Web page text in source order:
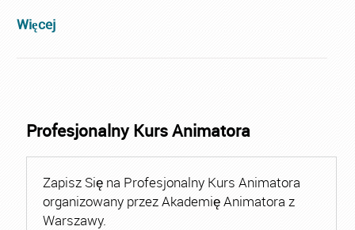
Więcej
Profesjonalny Kurs Animatora
Zapisz Się na Profesjonalny Kurs Animatora
organizowany przez Akademię Animatora z
Warszawy.